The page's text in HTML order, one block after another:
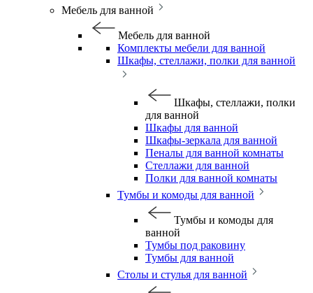
Мебель для ванной
Мебель для ванной
Комплекты мебели для ванной
Шкафы, стеллажи, полки для ванной
Шкафы, стеллажи, полки
для ванной
Шкафы для ванной
Шкафы-зеркала для ванной
Пеналы для ванной комнаты
Стеллажи для ванной
Полки для ванной комнаты
Тумбы и комоды для ванной
Тумбы и комоды для
ванной
Тумбы под раковину
Тумбы для ванной
Столы и стулья для ванной